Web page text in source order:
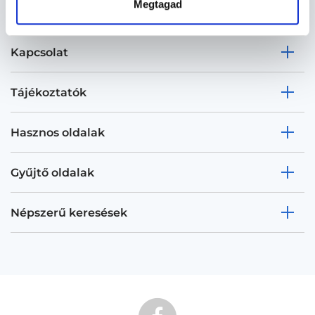
Megtagad
Kapcsolat
Tájékoztatók
Hasznos oldalak
Gyűjtő oldalak
Népszerű keresések